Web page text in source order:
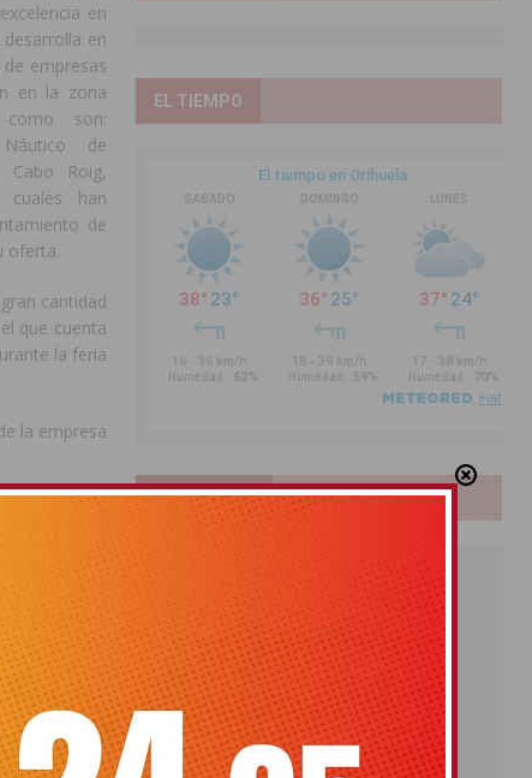
en
en
empresas
en la zona
son:
de
Cabo Roig,
cuales han
de
oferta.
cantidad
que cuenta
la feria
la empresa
EL TIEMPO
PUBLICIDAD